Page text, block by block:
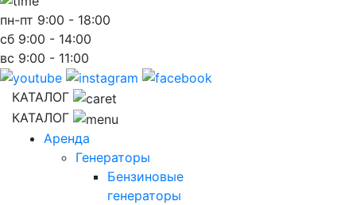
пн-пт 9:00 - 18:00
сб 9:00 - 14:00
вс 9:00 - 11:00
КАТАЛОГ
КАТАЛОГ
Аренда
Генераторы
Бензиновые
генераторы